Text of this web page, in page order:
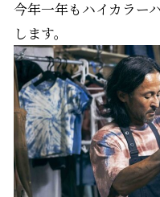
今年一年もハイカラー
します。